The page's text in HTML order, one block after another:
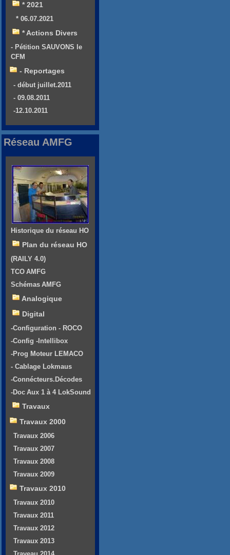
* 2021
* 06.07.2021
* Actions Divers
- Pétition SAUVONS le
CFM
- Reportages
- début juillet.2011
- 09.08.2011
-12.10.2011
Réseau AMFG
Historique du réseau HO
Plan du réseau HO
(RAILY 4.0)
TCO AMFG
Schémas AMFG
Analogique
Digital
-Configuration - ROCO
-Config -Intellibox
-Prog Moteur LEMACO
- Cablage Lokmaus
-Connécteurs.Décodes
-Doc Aux 1 à 4 LokSound
Travaux
Travaux 2000
Travaux 2006
Travaux 2007
Travaux 2008
Travaux 2009
Travaux 2010
Travaux 2010
Travaux 2011
Travaux 2012
Travaux 2013